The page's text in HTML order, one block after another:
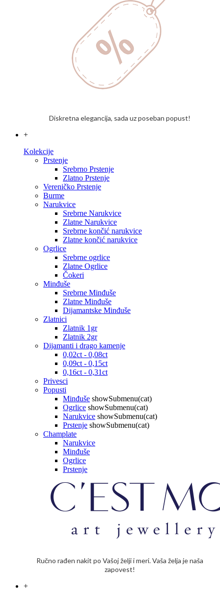
Diskretna elegancija, sada uz poseban popust!
+
Kolekcije
Prstenje
Srebrno Prstenje
Zlatno Prstenje
Vereničko Prstenje
Burme
Narukvice
Srebrne Narukvice
Zlatne Narukvice
Srebrne končić narukvice
Zlatne končić narukvice
Ogrlice
Srebrne ogrlice
Zlatne Ogrlice
Čokeri
Minđuše
Srebrne Minđuše
Zlatne Minđuše
Dijamantske Minđuše
Zlatnici
Zlatnik 1gr
Zlatnik 2gr
Dijamanti i drago kamenje
0,02ct - 0,08ct
0,09ct - 0,15ct
0,16ct - 0,31ct
Privesci
Popusti
Minđuše showSubmenu(cat)
Ogrlice showSubmenu(cat)
Narukvice showSubmenu(cat)
Prstenje showSubmenu(cat)
Champlate
Narukvice
Minđuše
Ogrlice
Prstenje
Ručno rađen nakit po Vašoj želji i meri. Vaša želja je naša
zapovest!
+